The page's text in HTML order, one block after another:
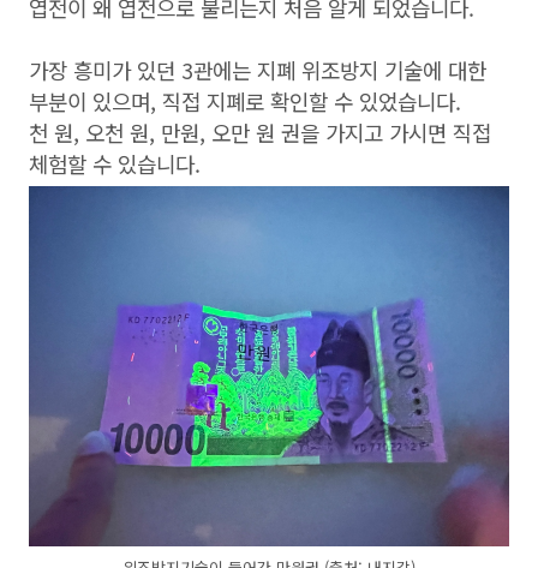
엽전이 왜 엽전으로 불리는지 처음 알게 되었습니다.
가장 흥미가 있던 3관에는 지폐 위조방지 기술에 대한
부분이 있으며, 직접 지폐로 확인할 수 있었습니다.
천 원, 오천 원, 만원, 오만 원 권을 가지고 가시면 직접
체험할 수 있습니다.